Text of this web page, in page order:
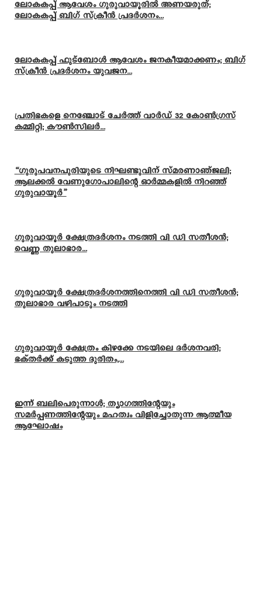
ലോകകപ്പ് ആവേശം ഗുരുവായൂരിൽ അണയരുത്;
ലോകകപ്പ് ബിഗ് സ്ക്രീൻ പ്രദർശനം...
ലോകകപ്പ് ഫുട്ബോൾ ആവേശം ജനകീയമാക്കണം; ബിഗ്
സ്ക്രീൻ പ്രദർശനം യുവജന...
പ്രതിഭകളെ നെഞ്ചോട് ചേർത്ത് വാർഡ് 32 കോൺഗ്രസ്
കമ്മിറ്റി; കൗൺസിലർ...
“ഗുരുപവനപുരിയുടെ നിഘണ്ടുവിന് സ്മരണാഞ്ജലി;
ആലക്കൽ വേണുഗോപാലിന്റെ ഓർമ്മകളിൽ നിറഞ്ഞ്
ഗുരുവായൂർ”
ഗുരുവായൂർ ക്ഷേത്രദർശനം നടത്തി വി ഡി സതീശൻ;
വെണ്ണ തുലാഭാര...
ഗുരുവായൂർ ക്ഷേത്രദർശനത്തിനെത്തി വി ഡി സതീശൻ;
തുലാഭാര വഴിപാടും നടത്തി
ഗുരുവായൂർ ക്ഷേത്രം കിഴക്കേ നടയിലെ ദർശനവരി;
ഭക്തർക്ക് കടുത്ത ദുരിതം,...
ഇന്ന് ബലിപെരുന്നാള്‍; ത്യാഗത്തിന്റേയും
സമര്‍പ്പണത്തിന്റേയും മഹത്വം വിളിച്ചോതുന്ന ആത്മീയ
ആഘോഷം